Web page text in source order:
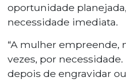
oportunidade
necessidade imediata.
“A mulher empreende,
vezes, por
depois de engravidar